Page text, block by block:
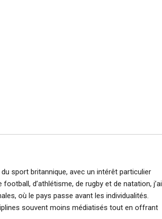
sport britannique, avec un intérêt particulier
d’athlétisme, de rugby et de natation, j’ai
où le pays passe avant les individualités.
souvent moins médiatisés tout en offrant